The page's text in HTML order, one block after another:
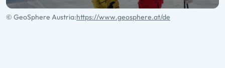
© GeoSphere Austria:https://www.geosphere.at/de